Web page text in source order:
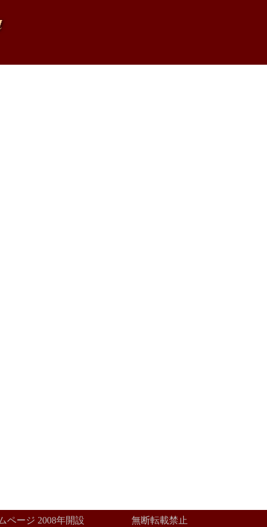
ムページ 2008年開設 無断転載禁止